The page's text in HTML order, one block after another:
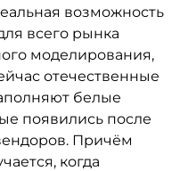
возможность
всего рынка
моделирования,
отечественные
белые
появились после
Причём
когда